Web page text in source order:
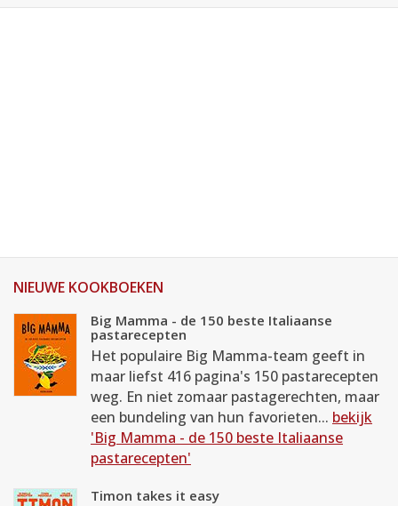
NIEUWE KOOKBOEKEN
Big Mamma - de 150 beste Italiaanse
pastarecepten
Het populaire Big Mamma-team geeft in
maar liefst 416 pagina's 150 pastarecepten
weg. En niet zomaar pastagerechten, maar
een bundeling van hun favorieten... bekijk
'Big Mamma - de 150 beste Italiaanse
pastarecepten'
Timon takes it easy